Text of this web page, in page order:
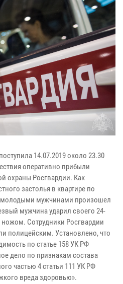
14.07.2019 около 23.30
оперативно прибыли
охраны Росгвардии. Как
застолья в квартире по
молодыми мужчинами произошел
мужчина ударил своего 24-
Сотрудники Росгвардии
полицейским. Установлено, что
по статье 158 УК РФ
дело по признакам состава
частью 4 статьи 111 УК РФ
вреда здоровью».